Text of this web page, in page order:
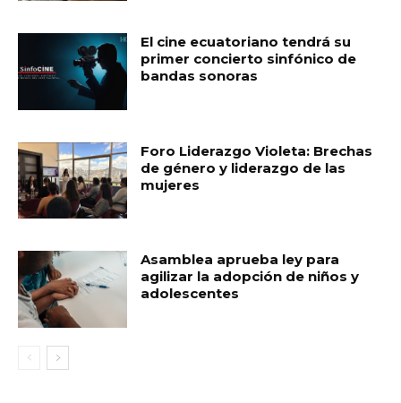
El cine ecuatoriano tendrá su
primer concierto sinfónico de
bandas sonoras
Foro Liderazgo Violeta: Brechas
de género y liderazgo de las
mujeres
Asamblea aprueba ley para
agilizar la adopción de niños y
adolescentes